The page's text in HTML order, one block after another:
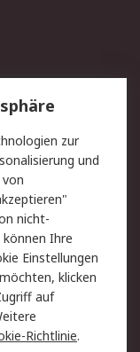
zur
und
nicht-
können Ihre
Einstellungen
klicken
auf
Richtlinie.